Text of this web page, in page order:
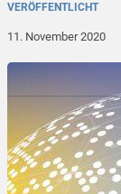
VERÖFFENTLICHT
11. November 2020